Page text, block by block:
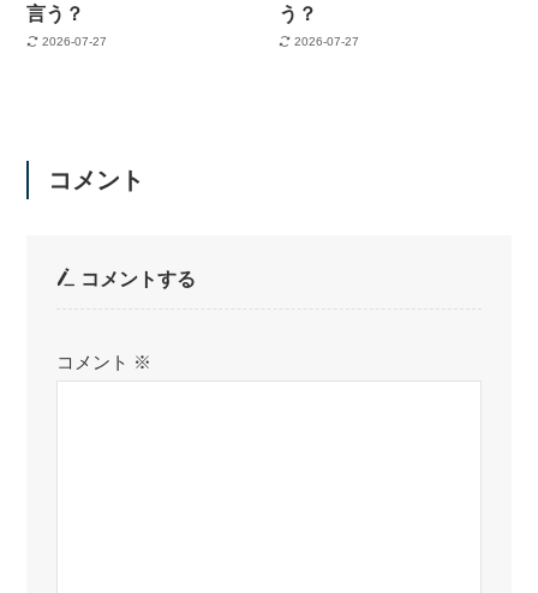
言う？
2026-07-27
う？
2026-07-27
コメント
コメントする
コメント ※